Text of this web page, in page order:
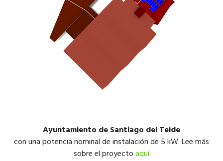
Ayuntamiento de Santiago del Teide
con una potencia nominal de instalación de 5 kW. Lee más
sobre el proyectoaquí